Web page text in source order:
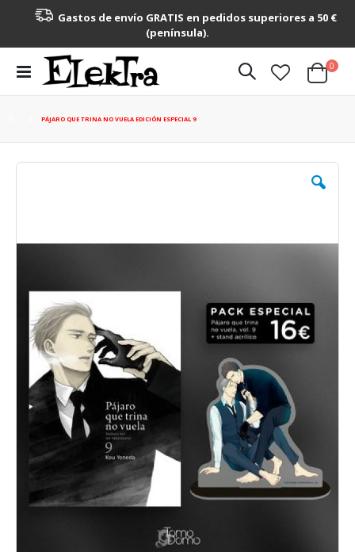
Gastos de envío GRATIS en pedidos superiores a 50 €
(península).
Toggle
Nav
Cart
0
PÁJARO QUE TRINA NO VUELA EDICIÓN ESPECIAL 9
Saltar
galería